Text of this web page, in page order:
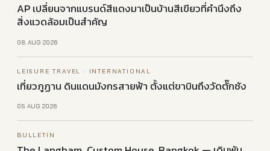
AP เปลี่ยนจากแบรนด์สีแดงมาเป็นบ้านสี⁠เ⁠ขี⁠ย⁠วที่คำนึงถึง
สิ่งแวดล้อมเป็นสำคัญ
08 AUG 2026
LEISURE TRAVEL · INTERNATIONAL
เที่ยวภูฏาน ดินแดนมังกรสายฟ้า ตั้งแต่ขาบินถึงวัดตั๊กซัง
05 AUG 2026
BULLETIN